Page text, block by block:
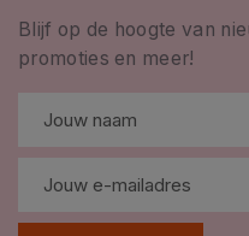
Blijf op de hoogte van
promoties en meer!
connect